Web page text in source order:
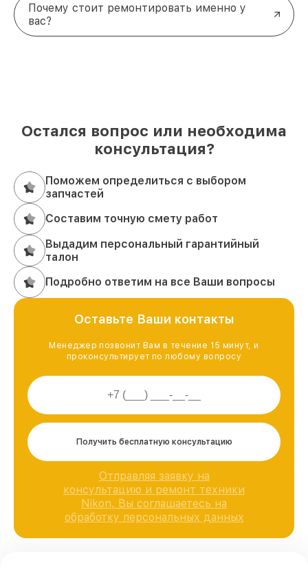
Почему стоит ремонтировать именно у
вас?
Остался вопрос или необходима
консультация?
Поможем определиться с выбором
запчастей
Составим точную смету работ
Выдадим персональный гарантийный
талон
Подробно ответим на все Ваши вопросы
Оставьте Ваши контакты
Менеджер позвонит Вам в течение 15 минут, и
проконсультирует по любому вопросу
Получить бесплатную консультацию
Отправляя заявку на
консультацию и ремонт техники
Nikon, Вы соглашаетесь на
обработку персональных данных